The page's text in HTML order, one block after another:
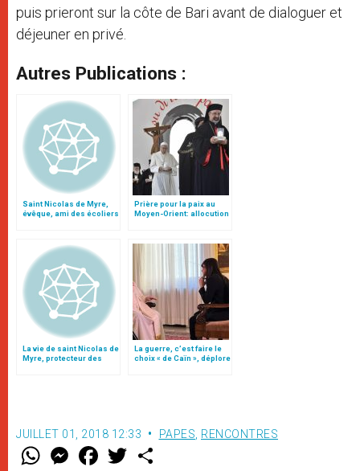
puis prieront sur la côte de Bari avant de dialoguer et
déjeuner en privé.
Autres Publications :
Saint Nicolas de Myre,
évêque, ami des écoliers
Prière pour la paix au
Moyen-Orient: allocution
La vie de saint Nicolas de
Myre, protecteur des
La guerre, c’est faire le
choix « de Caïn », déplore
JUILLET 01, 2018 12:33 PAPES RENCONTRES
W M
e
F
a w